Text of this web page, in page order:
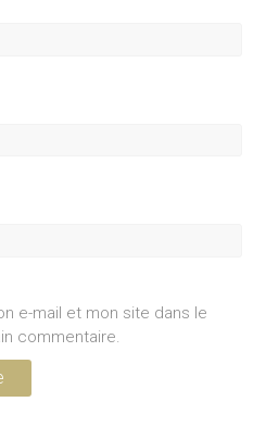
e-mail et mon site dans le
commentaire.